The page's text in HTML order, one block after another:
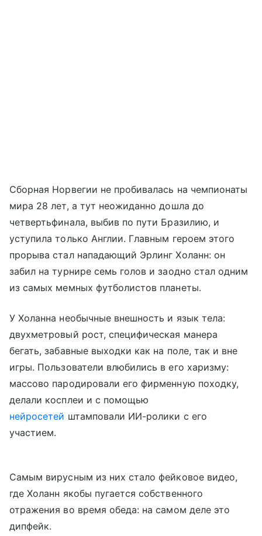
Сборная Норвегии не пробивалась на чемпионаты
мира 28 лет, а тут неожиданно дошла до
четвертьфинала, выбив по пути Бразилию, и
уступила только Англии. Главным героем этого
прорыва стал нападающий Эрлинг Холанн: он
забил на турнире семь голов и заодно стал одним
из самых мемных футболистов планеты.
У Холанна необычные внешность и язык тела:
двухметровый рост, специфическая манера
бегать, забавные выходки как на поле, так и вне
игры. Пользователи влюбились в его харизму:
массово пародировали его фирменную походку,
делали косплеи и с помощью
нейросетей штамповали ИИ-ролики с его
участием.
Самым вирусным из них стало фейковое видео,
где Холанн якобы пугается собственного
отражения во время обеда: на самом деле это
дипфейк.